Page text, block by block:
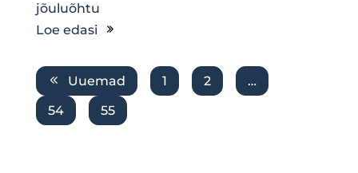
jõuluõhtu
Loe edasi
Uuemad 1 2
…
54
55